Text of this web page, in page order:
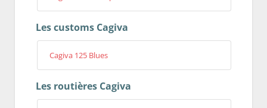
Les customs Cagiva
Cagiva 125 Blues
Les routières Cagiva